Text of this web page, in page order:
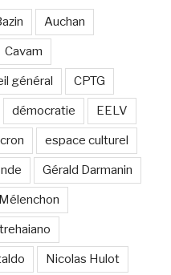
Auchan
Cavam
général CPTG
démocratie EELV
espace culturel
Gérald Darmanin
Nicolas Hulot